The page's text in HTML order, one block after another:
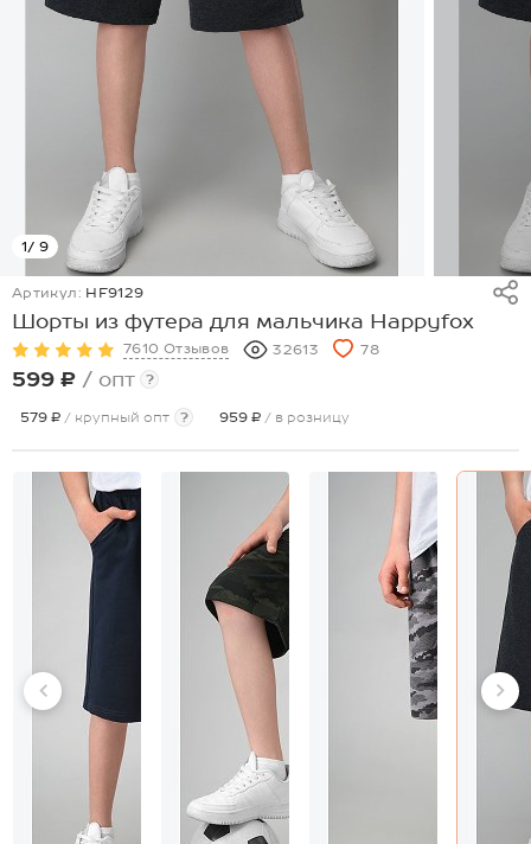
1/ 9
Артикул: HF9129
Шорты из футера для мальчика Happyfox
7610 Отзывов 32613 78
599 ₽ / опт ?
579 ₽ / крупный опт ? 959 ₽ / в розницу